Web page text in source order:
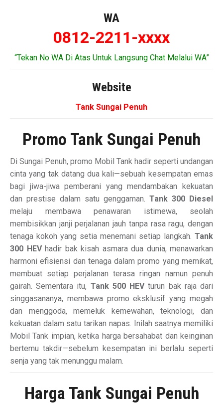
WA
0812-2211-xxxx
“Tekan No WA Di Atas Untuk Langsung Chat Melalui WA”
Website
Tank Sungai Penuh
Promo Tank Sungai Penuh
Di Sungai Penuh, promo Mobil Tank hadir seperti undangan
cinta yang tak datang dua kali—sebuah kesempatan emas
bagi jiwa-jiwa pemberani yang mendambakan kekuatan
dan prestise dalam satu genggaman. Tank 300 Diesel
melaju membawa penawaran istimewa, seolah
membisikkan janji perjalanan jauh tanpa rasa ragu, dengan
tenaga kokoh yang setia menemani setiap langkah. Tank
300 HEVhadir bak kisah asmara dua dunia, menawarkan
harmoni efisiensi dan tenaga dalam promo yang memikat,
membuat setiap perjalanan terasa ringan namun penuh
gairah. Sementara itu, Tank 500 HEVturun bak raja dari
singgasananya, membawa promo eksklusif yang megah
dan menggoda, memeluk kemewahan, teknologi, dan
kekuatan dalam satu tarikan napas. Inilah saatnya memiliki
Mobil Tank impian, ketika harga bersahabat dan keinginan
bertemu takdir—sebelum kesempatan ini berlalu seperti
senja yang tak menunggu malam.
Harga Tank Sungai Penuh